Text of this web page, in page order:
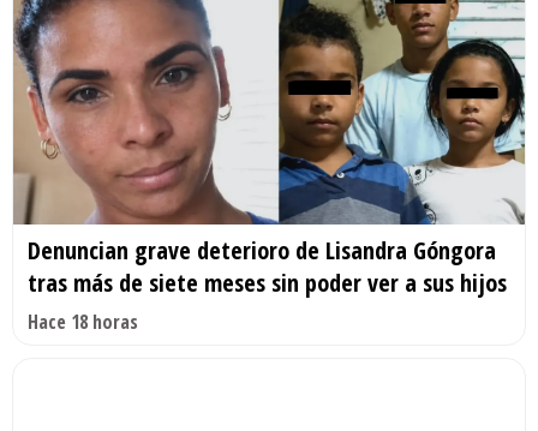
Denuncian grave deterioro de Lisandra Góngora
tras más de siete meses sin poder ver a sus hijos
Hace 18 horas